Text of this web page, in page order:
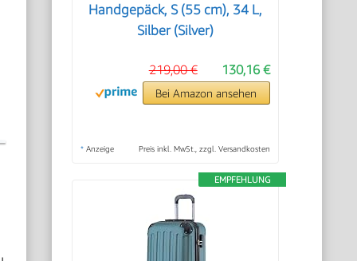
Handgepäck, S (55 cm), 34 L,
Silber (Silver)
130,16 €
219,00 €
Bei Amazon ansehen
* Anzeige Preis inkl. MwSt., zzgl. Versandkosten
EMPFEHLUNG